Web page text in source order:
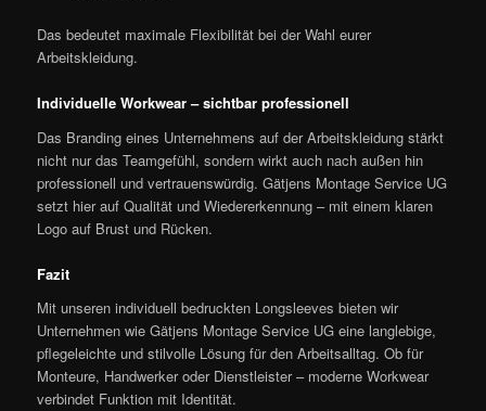
Das bedeutet maximale Flexibilität bei der Wahl eurer
Arbeitskleidung.
Individuelle Workwear – sichtbar professionell
Das Branding eines Unternehmens auf der Arbeitskleidung stärkt
nicht nur das Teamgefühl, sondern wirkt auch nach außen hin
professionell und vertrauenswürdig. Gätjens Montage Service UG
setzt hier auf Qualität und Wiedererkennung – mit einem klaren
Logo auf Brust und Rücken.
Fazit
Mit unseren individuell bedruckten Longsleeves bieten wir
Unternehmen wie Gätjens Montage Service UG eine langlebige,
pflegeleichte und stilvolle Lösung für den Arbeitsalltag. Ob für
Monteure, Handwerker oder Dienstleister – moderne Workwear
verbindet Funktion mit Identität.